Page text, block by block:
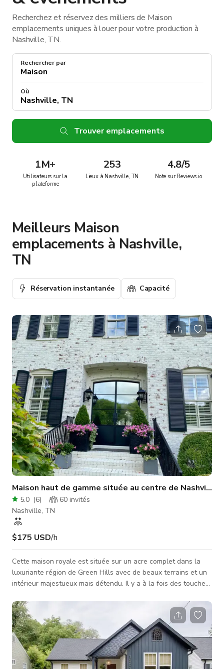
Recherchez et réservez des milliers de Maison
emplacements uniques à louer pour votre production à
Nashville, TN.
Rechercher par
Où
Trouver emplacements
1M+
Utilisateurs sur la
plateforme
253
Lieux à Nashville, TN
4.8/5
Note sur Reviews.io
Meilleurs Maison
emplacements à Nashville,
TN
Réservation instantanée Capacité
Maison haut de gamme située au centre de Nashville
5.0 (6) 60 invités
Nashville, TN
$175 USD/h
Cette maison royale est située sur un acre complet dans la
luxuriante région de Green Hills avec de beaux terrains et un
intérieur majestueux mais détendu. Il y a à la fois des touches
pour faire de ce lieu un endroit remarquable pour votre
prochain événement, vidéo, photo ou tournage. La grande
cuisine blanche offre un espace ample pour le tournage. Elle
est entièrement équipée avec des appareils haut de gamme.
Elle est r